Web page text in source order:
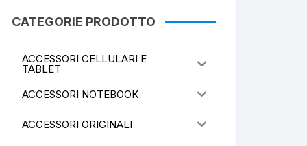
CATEGORIE PRODOTTO
ACCESSORI CELLULARI E
TABLET
ACCESSORI NOTEBOOK
ACCESSORI ORIGINALI